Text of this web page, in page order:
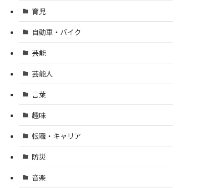
育児
自動車・バイク
芸能
芸能人
言葉
趣味
転職・キャリア
防災
音楽